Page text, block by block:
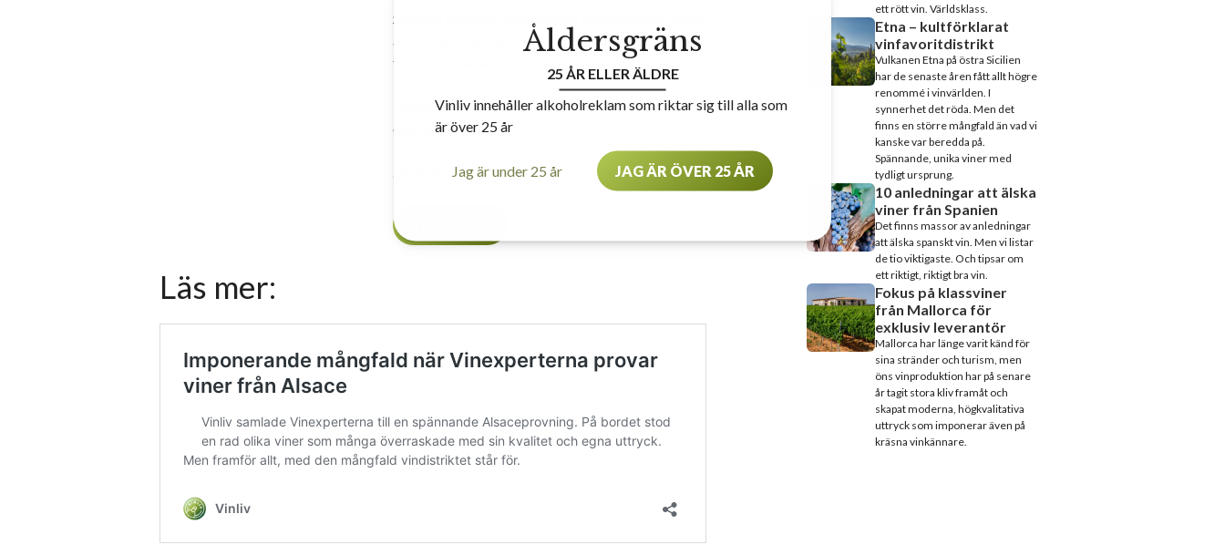
Stilenlig crémant med intensiv fruktkaraktär, toner
av rostat bröd, citron, gula plommon, litet inslag av
tropiska frukter och fin balans i avslut.
Perfekt till en lättare rätt på fisk eller till Alsace-
delikatesser.
• 95 kr
Läs mer:
ett rött vin. Världsklass.
Etna – kultförklarat
vinfavoritdistrikt
Vulkanen Etna på östra Sicilien
har de senaste åren fått allt högre
renommé i vinvärlden. I
synnerhet det röda. Men det
finns en större mångfald än vad vi
kanske var beredda på.
Spännande, unika viner med
tydligt ursprung.
10 anledningar att älska
viner från Spanien
Det finns massor av anledningar
att älska spanskt vin. Men vi listar
de tio viktigaste. Och tipsar om
ett riktigt, riktigt bra vin.
Fokus på klassviner
från Mallorca för
exklusiv leverantör
Mallorca har länge varit känd för
sina stränder och turism, men
öns vinproduktion har på senare
år tagit stora kliv framåt och
skapat moderna, högkvalitativa
uttryck som imponerar även på
kräsna vinkännare.
Åldersgräns
25 ÅR ELLER ÄLDRE
Vinliv innehåller alkoholreklam som riktar sig till alla som
är över 25 år
Jag är under 25 år JAG ÄR ÖVER 25 ÅR